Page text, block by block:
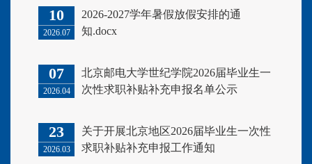
10
2026.07
2026-2027学年暑假放假安排的通
知.docx
07
2026.04
北京邮电大学世纪学院2026届毕业生一
次性求职补贴补充申报名单公示
23
2026.03
关于开展北京地区2026届毕业生一次性
求职补贴补充申报工作通知